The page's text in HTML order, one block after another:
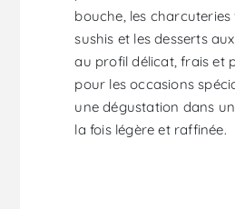
bouche, les charcuteries
sushis et les desserts
au profil délicat, frais et
pour les occasions
une dégustation dans
la fois légère et raffinée.